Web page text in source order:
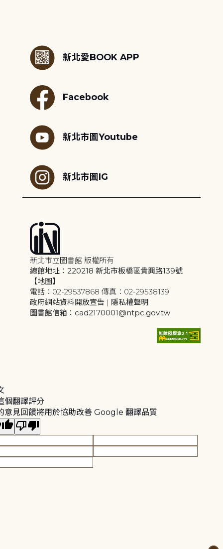
新北愛BOOK APP
Facebook
新北市圖Youtube
新北市圖IG
新北市立圖書館 版權所有
總館地址：220218 新北市板橋區貴興路139號
【地圖】
電話：02-29537868 傳真：02-29538139
政府網站資料開放宣告 | 隱私權聲明
圖書館信箱：cad2170001@ntpc.gov.tw
個翻譯評分
意見回饋將用於協助改善 Google 翻譯品質